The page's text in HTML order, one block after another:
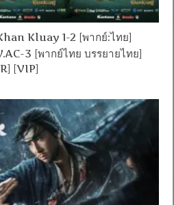
Kluay 1-2 [พากย์:ไทย]
3 [พากย์ไทย บรรยายไทย]
[VIP]